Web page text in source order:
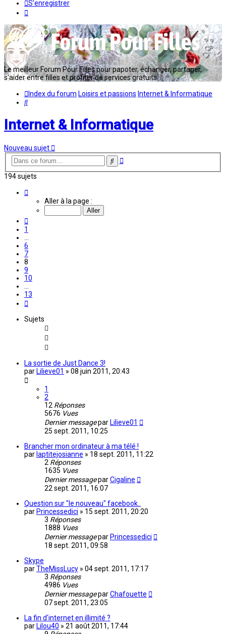
S’enregistrer
Le meilleur Forum Pour Filles pour papoter, échanger, partager,
s'aider entre filles et profiter de services gratuits...
Index du forum Loisirs et passions Internet & Informatique
Rechercher
Internet & Informatique
Nouveau sujet
Rechercher
Recherche
194 sujets
Aller à la page :
1
6
7
8
9
10
13
Sujets
La sortie de Just Dance 3!
par Lilieve01 » 08 juin 2011, 20:43
1
2
12 Réponses
5676 Vues
Dernier messagepar Lilieve01
25 sept. 2011, 10:25
Brancher mon ordinateur à ma télé !
par laptitejosianne » 18 sept. 2011, 11:22
2 Réponses
1635 Vues
Dernier messageparCigaline
22 sept. 2011, 16:07
Question sur "le nouveau" facebook..
par Princessedici » 15 sept. 2011, 20:20
3 Réponses
1888 Vues
Dernier messagepar Princessedici
18 sept. 2011, 09:58
Skype
parTheMissLucy » 04 sept. 2011, 17:17
3 Réponses
4986 Vues
Dernier messageparChafouette
07 sept. 2011, 23:05
La fin d'internet en illimité ?
par Lilou40 » 21 août 2011, 17:44